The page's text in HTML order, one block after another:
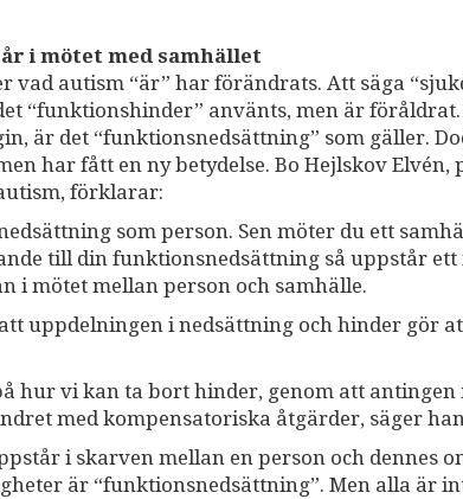
i mötet med samhället
vad autism “är” har förändrats. Att säga
“funktionshinder” använts, men är föråldrat.
är det “funktionsnedsättning” som gäller.
har fått en ny betydelse. Bo Hejlskov Elvén,
förklarar:
som person. Sen möter du ett
till din funktionsnedsättning så uppstår
i mötet mellan person och samhälle.
uppdelningen i nedsättning och hinder gör
hur vi kan ta bort hinder, genom att
med kompensatoriska åtgärder, säger
i skarven mellan en person och dennes
är “funktionsnedsättning”. Men alla är